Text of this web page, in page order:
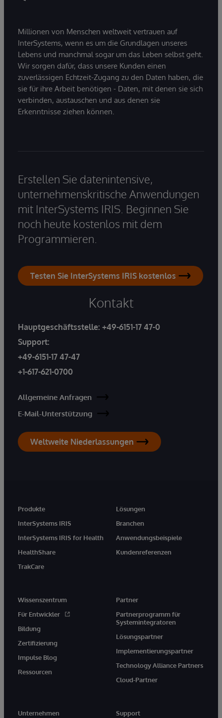
Millionen von Menschen weltweit vertrauen auf
InterSystems, wenn es um die Grundlagen unseres
Lebens und manchmal sogar um das Leben selbst geht.
Wir sorgen dafür, dass unsere Kunden einen
zuverlässigen Echtzeit-Zugang zu den Daten haben, die
sie für ihre Arbeit benötigen - Daten, mit denen sie sich
verbinden, austauschen und aus denen sie
Erkenntnisse ziehen können.
Erstellen Sie datenintensive,
unternehmenskritische Anwendungen
mit InterSystems IRIS. Beginnen Sie
noch heute kostenlos mit dem
Programmieren.
Testen Sie InterSystems IRIS kostenlos
Kontakt
Hauptgeschäftsstelle: +49-6151-17 47-0
Support:
+49-6151-17 47-47
+1-617-621-0700
Allgemeine Anfragen
E-Mail-Unterstützung
Weltweite Niederlassungen
Produkte
InterSystems IRIS
InterSystems IRIS for Health
HealthShare
TrakCare
Lösungen
Branchen
Anwendungsbeispiele
Kundenreferenzen
Wissenszentrum
Für Entwickler
Bildung
Zertifizierung
Impulse Blog
Ressourcen
Partner
Partnerprogramm für
Systemintegratoren
Lösungspartner
Implementierungspartner
Technology Alliance Partners
Cloud-Partner
Unternehmen Support